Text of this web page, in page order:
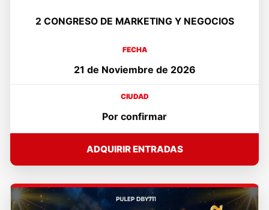
2 CONGRESO DE MARKETING Y NEGOCIOS
FECHA
21 de Noviembre de 2026
CIUDAD
Por confirmar
ADQUIRIR ENTRADAS